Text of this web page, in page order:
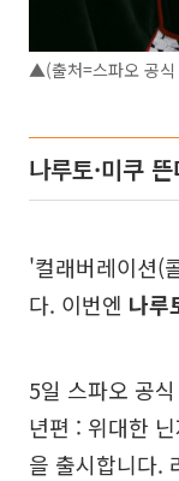
▲(출처=스파오 공식
나루토·미쿠
'컬래버레이션(
다. 이번엔 나루
5일 스파오 공
년편 : 위대한
을 출시합니다.